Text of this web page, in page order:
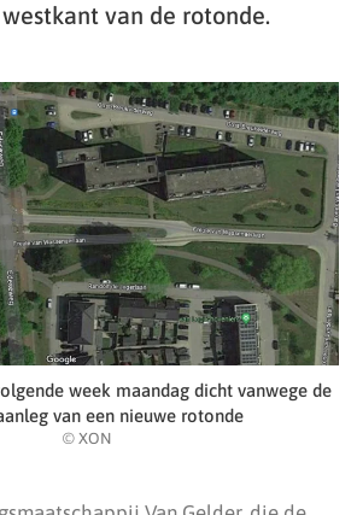
van de rotonde.
week maandag dicht vanwege de
van een nieuwe rotonde
© XON